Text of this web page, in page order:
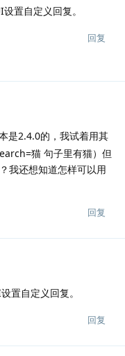
置自定义回复。
回复
是2.4.0的，我试着用其
猫 句子里有猫）但
我还想知道怎样可以用
回复
置自定义回复。
回复